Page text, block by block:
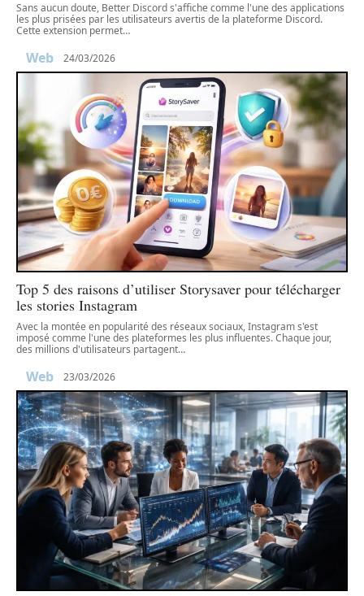
Sans aucun doute, Better Discord s'affiche comme l'une des applications
les plus prisées par les utilisateurs avertis de la plateforme Discord.
Cette extension permet…
Web 24/03/2026
Top 5 des raisons d’utiliser Storysaver pour télécharger
les stories Instagram
Avec la montée en popularité des réseaux sociaux, Instagram s'est
imposé comme l'une des plateformes les plus influentes. Chaque jour,
des millions d'utilisateurs partagent…
Web 23/03/2026